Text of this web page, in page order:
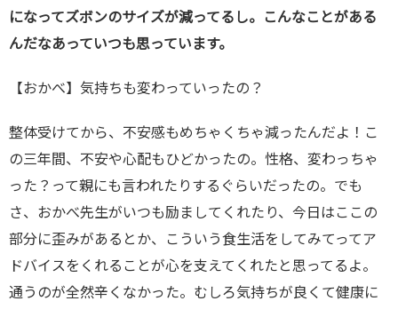
になってズボンのサイズが減ってるし。こんなことがある
んだなあっていつも思っています。
【おかべ】気持ちも変わっていったの？
整体受けてから、不安感もめちゃくちゃ減ったんだよ！こ
の三年間、不安や心配もひどかったの。性格、変わっちゃ
った？って親にも言われたりするぐらいだったの。でも
さ、おかべ先生がいつも励ましてくれたり、今日はここの
部分に歪みがあるとか、こういう食生活をしてみてってア
ドバイスをくれることが心を支えてくれたと思ってるよ。
通うのが全然辛くなかった。むしろ気持ちが良くて健康に